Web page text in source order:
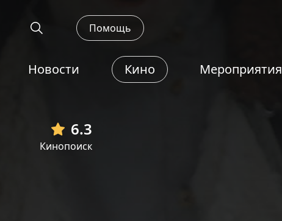
Помощь
Новости Кино Мероприятия
6.3
Кинопоиск